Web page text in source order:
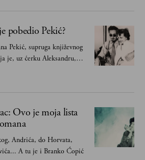
pobedio Pekić?
Pekić, supruga književnog
je, uz ćerku Aleksandru,
pisca. Ovu priču o
Ovo je moja lista
Andrića, do Horvata,
A tu je i Branko Ćopić